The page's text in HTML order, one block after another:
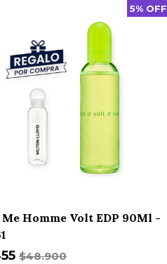
5% OFF
Homme Volt EDP 90Ml -
$48.900